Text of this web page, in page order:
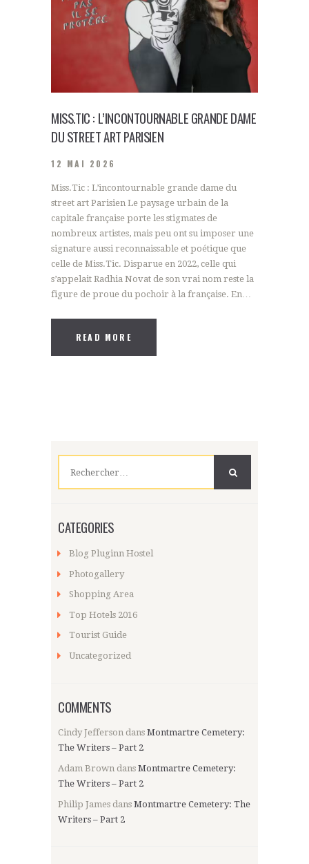
MISS.TIC : L’INCONTOURNABLE GRANDE DAME
DU STREET ART PARISIEN
12 MAI 2026
Miss.Tic : L’incontournable grande dame du
street art Parisien Le paysage urbain de la
capitale française porte les stigmates de
nombreux artistes, mais peu ont su imposer une
signature aussi reconnaissable et poétique que
celle de Miss.Tic. Disparue en 2022, celle qui
s’appelait Radhia Novat de son vrai nom reste la
figure de proue du pochoir à la française. En…
READ MORE
CATEGORIES
Blog Pluginn Hostel
Photogallery
Shopping Area
Top Hotels 2016
Tourist Guide
Uncategorized
COMMENTS
Cindy Jefferson dans Montmartre Cemetery:
The Writers – Part 2
Adam Brown dans Montmartre Cemetery:
The Writers – Part 2
Philip James dans Montmartre Cemetery: The
Writers – Part 2